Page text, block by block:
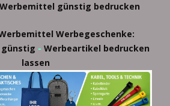
günstig bedrucken
Werbegeschenke:
günstig - Werbeartikel bedrucken
lassen